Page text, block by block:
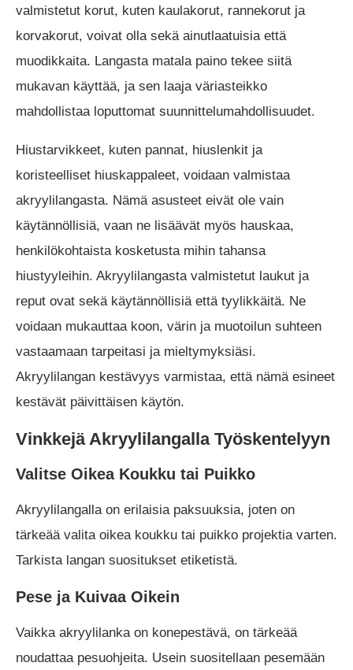
valmistetut korut, kuten kaulakorut, rannekorut ja
korvakorut, voivat olla sekä ainutlaatuisia että
muodikkaita. Langasta matala paino tekee siitä
mukavan käyttää, ja sen laaja väriasteikko
mahdollistaa loputtomat suunnittelumahdollisuudet.
Hiustarvikkeet, kuten pannat, hiuslenkit ja
koristeelliset hiuskappaleet, voidaan valmistaa
akryylilangasta. Nämä asusteet eivät ole vain
käytännöllisiä, vaan ne lisäävät myös hauskaa,
henkilökohtaista kosketusta mihin tahansa
hiustyyleihin. Akryylilangasta valmistetut laukut ja
reput ovat sekä käytännöllisiä että tyylikkäitä. Ne
voidaan mukauttaa koon, värin ja muotoilun suhteen
vastaamaan tarpeitasi ja mieltymyksiäsi.
Akryylilangan kestävyys varmistaa, että nämä esineet
kestävät päivittäisen käytön.
Vinkkejä Akryylilangalla Työskentelyyn
Valitse Oikea Koukku tai Puikko
Akryylilangalla on erilaisia paksuuksia, joten on
tärkeää valita oikea koukku tai puikko projektia varten.
Tarkista langan suositukset etiketistä.
Pese ja Kuivaa Oikein
Vaikka akryylilanka on konepestävä, on tärkeää
noudattaa pesuohjeita. Usein suositellaan pesemään